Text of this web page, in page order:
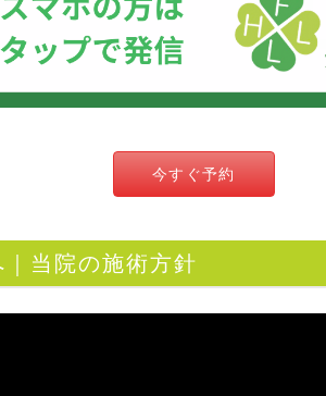
今すぐ予約
当院の施術方針